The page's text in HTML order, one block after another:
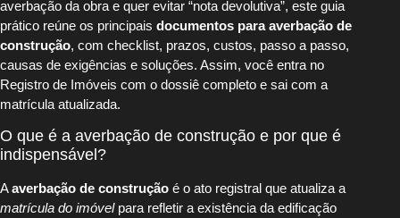
averbação da obra e quer evitar “nota devolutiva”, este guia
prático reúne os principais documentos para averbação de
construção, com checklist, prazos, custos, passo a passo,
causas de exigências e soluções. Assim, você entra no
Registro de Imóveis com o dossiê completo e sai com a
matrícula atualizada.
O que é a averbação de construção e por que é
indispensável?
Aaverbação de construção é o ato registral que atualiza a
matrícula do imóvelpara refletir a existência da edificação